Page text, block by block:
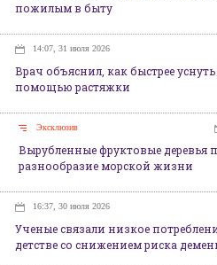
пожилым в быту
14:07, 31 июля 2026
Врач объяснил, как быстрее уснуть
помощью растяжки
Эксклюзив
Вырубленные фруктовые
разнообразие морской жизни
16:37, 30 июля 2026
Ученые связали низкое
детстве со снижением риска